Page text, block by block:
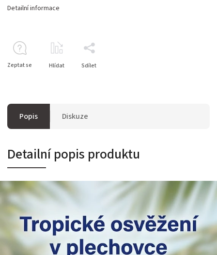
Detailní informace
Zeptat se Hlídat Sdílet
Popis Diskuze
Detailní popis produktu